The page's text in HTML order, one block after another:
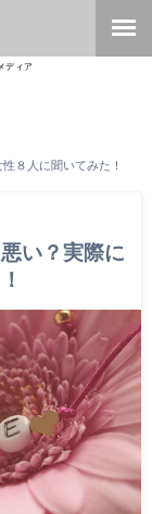
ディア
８人に聞いてみた！
い？実際に